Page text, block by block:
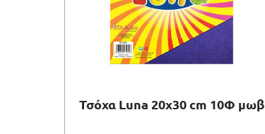
Τσόχα Luna 20x30 cm 10Φ μωβ